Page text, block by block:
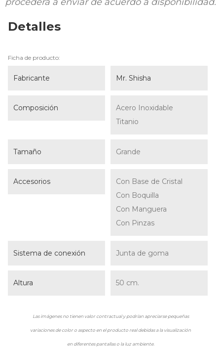
Detalles
Ficha de producto:
Fabricante Mr. Shisha
Composición
Acero Inoxidable
Titanio
Tamaño Grande
Accesorios
Con Base de Cristal
Con Boquilla
Con Manguera
Con Pinzas
Sistema de conexión Junta de goma
Altura 50 cm.
Las imágenes no tienen valor contractual y podrían apreciarse pequeñas
variaciones de color o aspecto en el producto real debidas a la visualización
en diferentes pantallas o la luz ambiente.